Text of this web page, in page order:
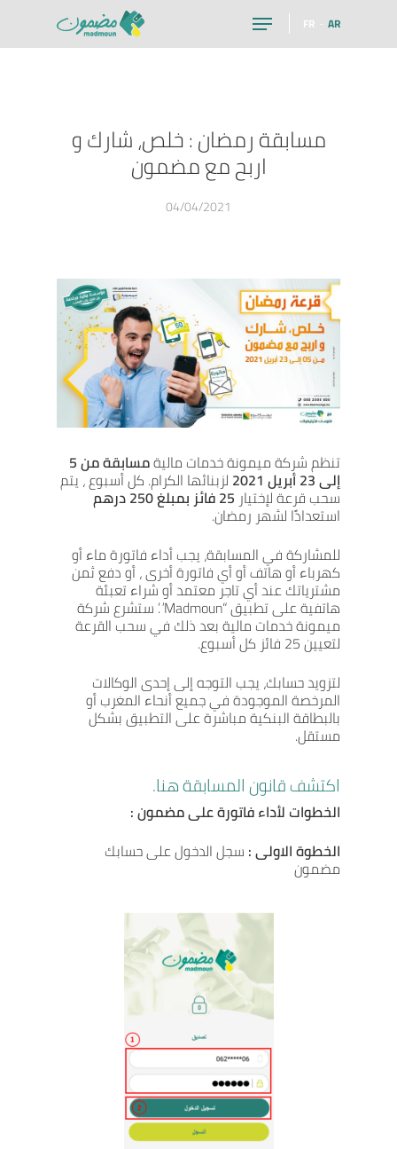
FR AR
مسابقة رمضان : خلص، شارك و
اربح مع مضمون
04/04/2021
تنظم شركة ميمونة خدمات مالية مسابقة من 5
إلى 23 أبريل 2021 لزبنائها الكرام. كل أسبوع ، يتم
سحب قرعة لإختيار 25 فائز بمبلغ 250 درهم
استعدادًا لشهر رمضان.
للمشاركة في المسابقة، يجب أداء فاتورة ماء أو
كهرباء أو هاتف أو أي فاتورة أخرى ، أو دفع ثمن
مشترياتك عند أي تاجر معتمد أو شراء تعبئة
هاتفية على تطبيق “Madmoun”. ستشرع شركة
ميمونة خدمات مالية بعد ذلك في سحب القرعة
لتعيين 25 فائز كل أسبوع.
لتزويد حسابك، يجب التوجه إلى إحدى الوكالات
المرخصة الموجودة في جميع أنحاء المغرب أو
بالبطاقة البنكية مباشرة على التطبيق بشكل
مستقل.
اكتشف قانون المسابقة هنا.
الخطوات لأداء فاتورة على مضمون :
الخطوة الاولى : سجل الدخول على حسابك
مضمون